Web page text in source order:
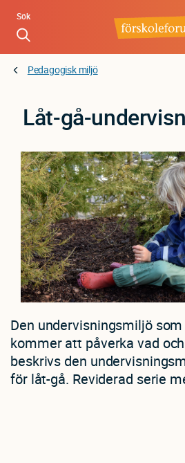
Hoppa
huvudinnehåll
Sök
Pedagogisk miljö
Låt-gå-
Den undervisningsmiljö
kommer att påverka vad
beskrivs den
för låt-gå. Reviderad serie